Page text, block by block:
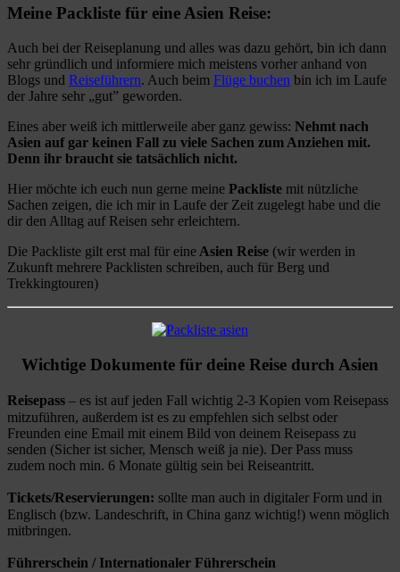
Meine Packliste für eine Asien Reise:
Auch bei der Reiseplanung und alles was dazu gehört, bin ich dann
sehr gründlich und informiere mich meistens vorher anhand von
Blogs und Reiseführern. Auch beim Flüge buchen bin ich im Laufe
der Jahre sehr „gut” geworden.
Eines aber weiß ich mittlerweile aber ganz gewiss: Nehmt nach
Asien auf gar keinen Fall zu viele Sachen zum Anziehen mit.
Denn ihr braucht sie tatsächlich nicht.
Hier möchte ich euch nun gerne meine Packliste mit nützliche
Sachen zeigen, die ich mir in Laufe der Zeit zugelegt habe und die
dir den Alltag auf Reisen sehr erleichtern.
Die Packliste gilt erst mal für eine Asien Reise (wir werden in
Zukunft mehrere Packlisten schreiben, auch für Berg und
Trekkingtouren)
Wichtige Dokumente für deine Reise durch Asien
Reisepass – es ist auf jeden Fall wichtig 2-3 Kopien vom Reisepass
mitzuführen, außerdem ist es zu empfehlen sich selbst oder
Freunden eine Email mit einem Bild von deinem Reisepass zu
senden (Sicher ist sicher, Mensch weiß ja nie). Der Pass muss
zudem noch min. 6 Monate gültig sein bei Reiseantritt.
Tickets/Reservierungen: sollte man auch in digitaler Form und in
Englisch (bzw. Landeschrift, in China ganz wichtig!) wenn möglich
mitbringen.
Führerschein / Internationaler Führerschein